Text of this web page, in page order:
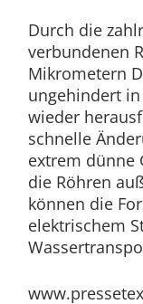
Durch die
verbundenen
Mikrometern
ungehindert
wieder
schnelle
extrem dünne
die Röhren
können die
elektrischem